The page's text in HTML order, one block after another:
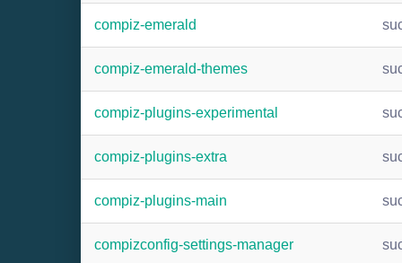
compiz-emerald
compiz-emerald-themes
compiz-plugins-experimental
compiz-plugins-extra
compiz-plugins-main
compizconfig-settings-manager